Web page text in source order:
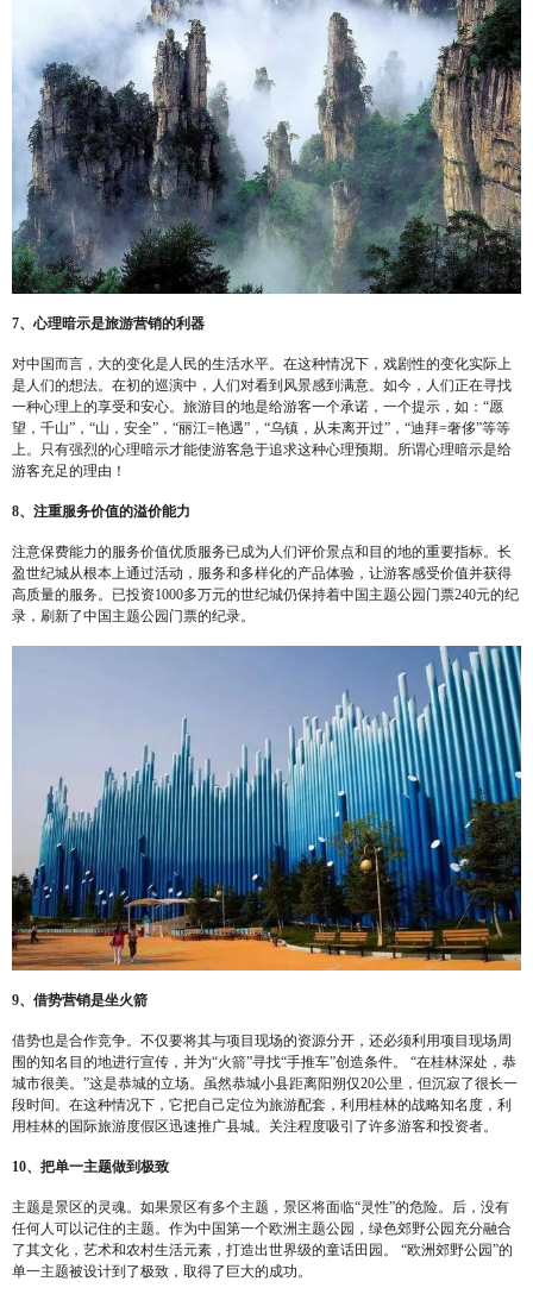
7、心理暗示是旅游营销的利器
对中国而言，大的变化是人民的生活水平。在这种情况下，戏剧性的变化实际上
是人们的想法。在初的巡演中，人们对看到风景感到满意。如今，人们正在寻找
一种心理上的享受和安心。旅游目的地是给游客一个承诺，一个提示，如：“愿
望，千山”，“山，安全”，“丽江=艳遇”，“乌镇，从未离开过”，“迪拜=奢侈”等等
上。只有强烈的心理暗示才能使游客急于追求这种心理预期。所谓心理暗示是给
游客充足的理由！
8、注重服务价值的溢价能力
注意保费能力的服务价值优质服务已成为人们评价景点和目的地的重要指标。长
盈世纪城从根本上通过活动，服务和多样化的产品体验，让游客感受价值并获得
高质量的服务。已投资1000多万元的世纪城仍保持着中国主题公园门票240元的纪
录，刷新了中国主题公园门票的纪录。
9、借势营销是坐火箭
借势也是合作竞争。不仅要将其与项目现场的资源分开，还必须利用项目现场周
围的知名目的地进行宣传，并为“火箭”寻找“手推车”创造条件。 “在桂林深处，恭
城市很美。”这是恭城的立场。虽然恭城小县距离阳朔仅20公里，但沉寂了很长一
段时间。在这种情况下，它把自己定位为旅游配套，利用桂林的战略知名度，利
用桂林的国际旅游度假区迅速推广县城。关注程度吸引了许多游客和投资者。
10、把单一主题做到极致
主题是景区的灵魂。如果景区有多个主题，景区将面临“灵性”的危险。后，没有
任何人可以记住的主题。作为中国第一个欧洲主题公园，绿色郊野公园充分融合
了其文化，艺术和农村生活元素，打造出世界级的童话田园。 “欧洲郊野公园”的
单一主题被设计到了极致，取得了巨大的成功。